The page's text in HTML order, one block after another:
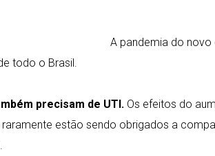
A pandemia do novo
todo o Brasil.
precisam de UTI. Os efeitos do
estão sendo obrigados a